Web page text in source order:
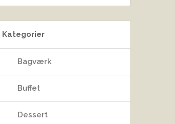
Kategorier
Bagværk
Buffet
Dessert